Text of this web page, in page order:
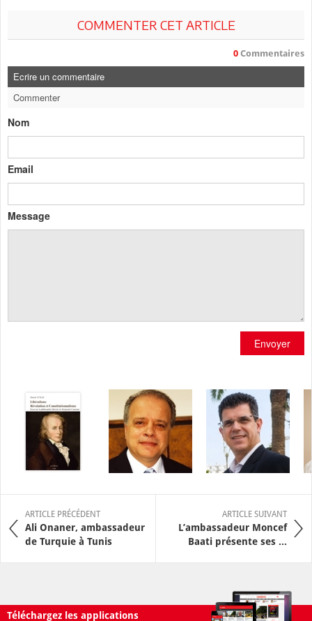
COMMENTER CET ARTICLE
0 Commentaires
Ecrire un commentaire
Commenter
Nom
Email
Message
Envoyer
ARTICLE PRÉCÉDENT
Ali Onaner, ambassadeur
de Turquie à Tunis
ARTICLE SUIVANT
L’ambassadeur Moncef
Baati présente ses ...
Téléchargez les applications